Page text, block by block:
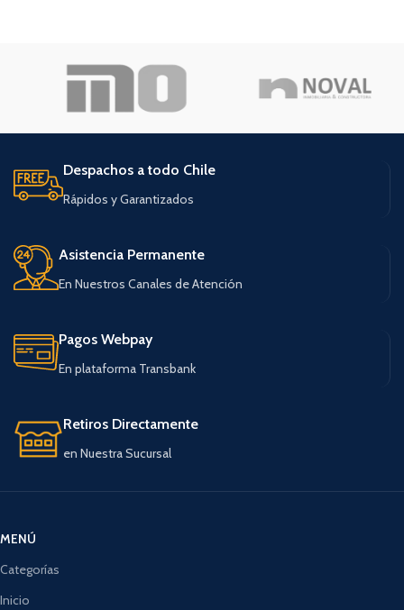
Despachos a todo Chile
Rápidos y Garantizados
Asistencia Permanente
En Nuestros Canales de Atención
Pagos Webpay
En plataforma Transbank
Retiros Directamente
en Nuestra Sucursal
MENÚ
Categorías
Inicio